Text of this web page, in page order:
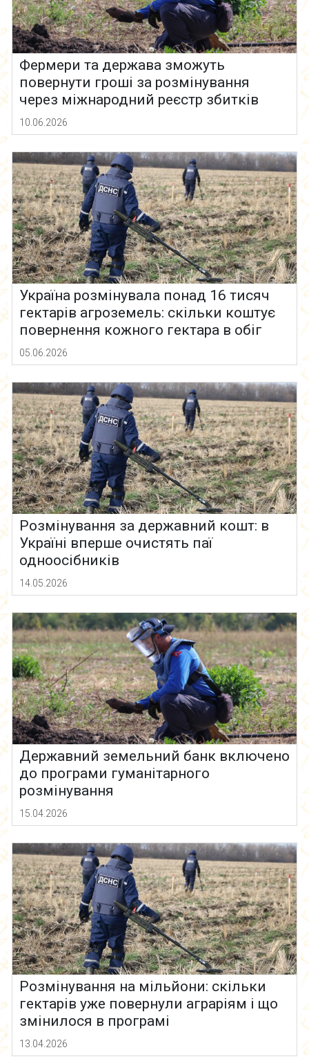
Фермери та держава зможуть
повернути гроші за розмінування
через міжнародний реєстр збитків
10.06.2026
Україна розмінувала понад 16 тисяч
гектарів агроземель: скільки коштує
повернення кожного гектара в обіг
05.06.2026
Розмінування за державний кошт: в
Україні вперше очистять паї
одноосібників
14.05.2026
Державний земельний банк включено
до програми гуманітарного
розмінування
15.04.2026
Розмінування на мільйони: скільки
гектарів уже повернули аграріям і що
змінилося в програмі
13.04.2026